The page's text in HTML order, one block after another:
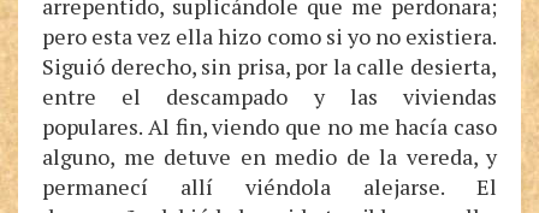
arrepentido, suplicándole que me perdonara;
pero esta vez ella hizo como si yo no existiera.
Siguió derecho, sin prisa, por la calle desierta,
entre el descampado y las viviendas
populares. Al fin, viendo que no me hacía caso
alguno, me detuve en medio de la vereda, y
permanecí allí viéndola alejarse. El